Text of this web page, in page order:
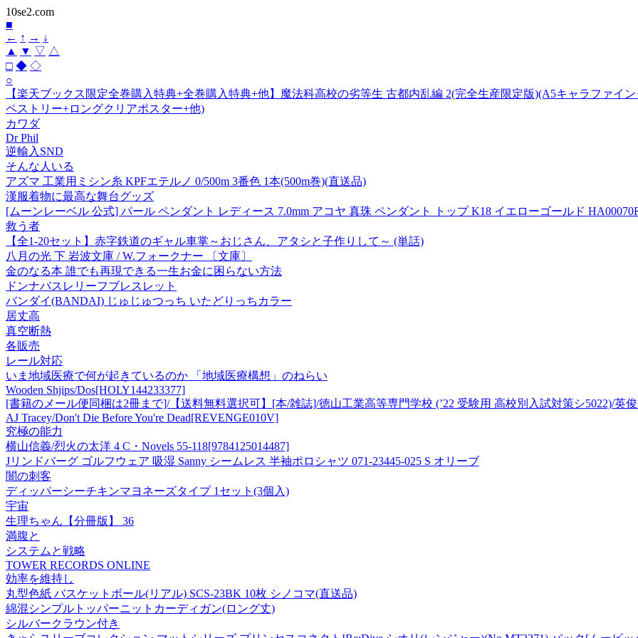
10se2.com
■
← ↑ → ↓
▲
▼ ▽ △
□ ◆ ◇
○
【楽天ブックス限定全巻購入特典+全巻購入特典+他】魔法科高校の劣等生 古都内乱編 2(完全生産限定版)(A5キャラファイ
ペストリー+ロングクリアポスター+他)
カワダ
Dr Phil
逆輸入SND
そんな人いる
アズマ 工業用ミシン糸 KPFエテルノ 0/500m 3番色 1本(500m巻)(直送品)
漢服着物に最高な舞台グッズ
[ムーンレーベル 公式] パール ペンダント レディース 7.0mm アコヤ 真珠 ペンダント トップ K18 イエローゴールド
救う者
【全1-20セット】赤字鉄道のギャル車掌～おじさん、アタシと子作りして～ (単話)
八月の光 下 岩波文庫 / W.フォークナー 〔文庫〕
金のなる本 誰でも再現できる一生お金に困らない方法
ドンナバスレリーフブレスレット
バンダイ(BANDAI) じゅじゅつっち いたどりっちカラー
居丈高
真空断熱
各販売
レール対応
いま地域医療で何が起きているのか 「地域医療構想」のねらい
Wooden Shjips/Dos[HOLY144233377]
[書籍のメール便同梱は2冊まで]/【送料無料選択可】[本/雑誌]/徳山工業高等専門学校 (’22 受験用 高校別入試対策シ5022)/英
AJ Tracey/Don't Die Before You're Dead[REVENGE010V]
究極の能力
横山信義/烈火の太洋 4 C・Novels 55-118[9784125014487]
Jリンドバーグ ゴルフウェア 吸湿 Sanny シームレス 半袖ポロシャツ 071-23445-025 S オリーブ
闇の刺客
ディッパーシーチキンマヨネーズタイプ 1セット(3個入)
宇宙
生理ちゃん【分冊版】 36
満腹と
システムと戦略
TOWER RECORDS ONLINE
効率を維持し
丸型色紙 バスケットボール(リアル) SCS-23BK 10枚 シノコマ(直送品)
綿混シンプルトッパーニットカーディガン(ロング丈)
シルバークラウン付き